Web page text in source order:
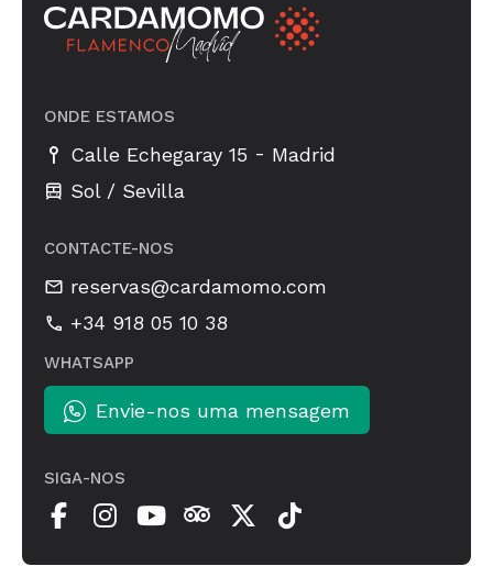
ONDE ESTAMOS
Calle Echegaray 15 - Madrid
Sol / Sevilla
CONTACTE-NOS
reservas@cardamomo.com
+34 918 05 10 38
WHATSAPP
Envie-nos uma mensagem
SIGA-NOS